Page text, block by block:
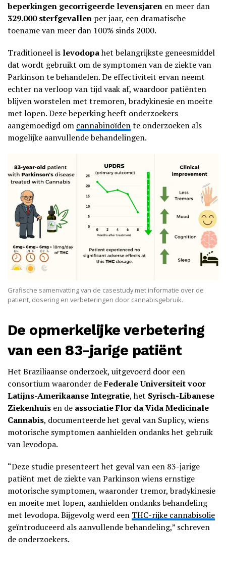
beperkingen gecorrigeerde levensjaren en meer dan
329.000 sterfgevallen per jaar, een dramatische
toename van meer dan 100% sinds 2000.
Traditioneel is levodopahet belangrijkste geneesmiddel
dat wordt gebruikt om de symptomen van de ziekte van
Parkinson te behandelen. De effectiviteit ervan neemt
echter na verloop van tijd vaak af, waardoor patiënten
blijven worstelen met tremoren, bradykinesie en moeite
met lopen. Deze beperking heeft onderzoekers
aangemoedigd om cannabinoïdente onderzoeken als
mogelijke aanvullende behandelingen.
Grafische samenvatting van de casestudy met informatie over de
patiënt, dosering en verbeteringen door cannabisgebruik.
De opmerkelijke verbetering
van een 83-jarige patiënt
Het Braziliaanse onderzoek, uitgevoerd door een
consortium waaronder deFederale Universiteit voor
Latijns-Amerikaanse Integratie, het Syrisch-Libanese
Ziekenhuis en de associatie Flor da Vida Medicinale
Cannabis, documenteerde het geval van Suplicy, wiens
motorische symptomen aanhielden ondanks het gebruik
van levodopa.
“Deze studie presenteert het geval van een 83-jarige
patiënt met de ziekte van Parkinson wiens ernstige
motorische symptomen, waaronder tremor, bradykinesie
en moeite met lopen, aanhielden ondanks behandeling
met levodopa. Bijgevolg werd een THC-rijke cannabisolie
geïntroduceerd als aanvullende behandeling,” schreven
de onderzoekers.